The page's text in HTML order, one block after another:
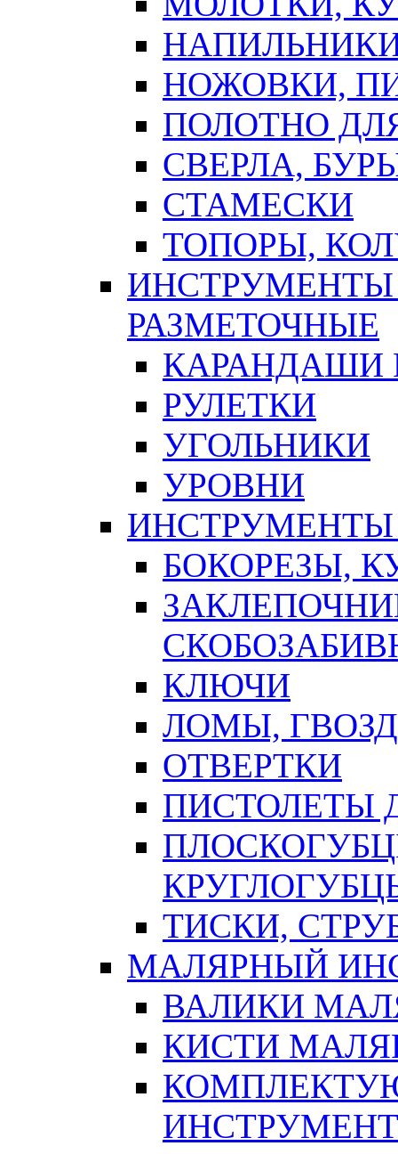
НОЖОВКИ,
ПОЛОТНО
СВЕРЛА,
СТАМЕСКИ
ТОПОРЫ,
ИНСТРУМЕНТЫ
РАЗМЕТОЧНЫЕ
КАРАНДАШИ
РУЛЕТКИ
УГОЛЬНИКИ
УРОВНИ
БОКОРЕЗЫ,
КЛЮЧИ
ЛОМЫ,
ОТВЕРТКИ
ПИСТОЛЕТЫ
ТИСКИ,
МАЛЯРНЫЙ
ВАЛИКИ
КИСТИ